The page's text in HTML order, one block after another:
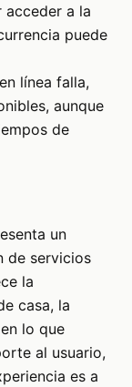
acceder a la
puede
línea falla,
aunque
de
un
de servicios
la
casa, la
lo que
al usuario,
es a